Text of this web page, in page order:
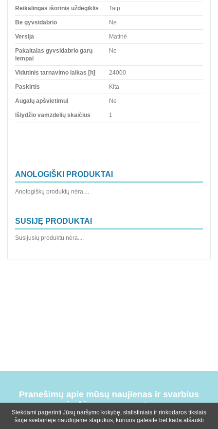
Reikalingas išorinis uždegiklis Taip
Be gyvsidabrio Ne
Versija Matinė
Pakaitalas gyvsidabrio garų
lempai
Ne
Vidutinis tarnavimo laikas [h] 24000
Paskirtis Kita
Augalų apšvietimui Ne
Išlydžio vamzdelių skaičius 1
ANOLOGIŠKI PRODUKTAI
Anologiškų produktų nėra....
SUSIJĘ PRODUKTAI
Susijusių produktų nėra....
Pranešimų apie mūsų naujienas ir svarbius
įvykius prenumerata
Siekdami pagerinti Jūsų naršymo kokybę, statistiniais ir rinkodaros tikslais
šioje svetainėje naudojame slapukus, kuriuos galėsite bet kada atšaukti